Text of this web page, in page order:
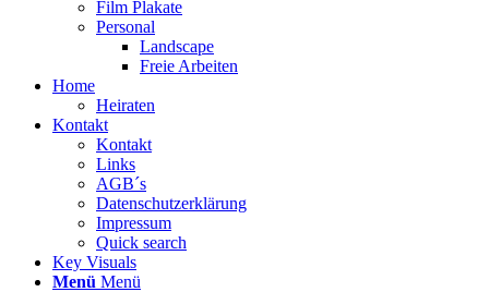
Film Plakate
Personal
Landscape
Freie Arbeiten
Home
Heiraten
Kontakt
Kontakt
Links
AGB´s
Datenschutzerklärung
Impressum
Quick search
Key Visuals
Menü Menü